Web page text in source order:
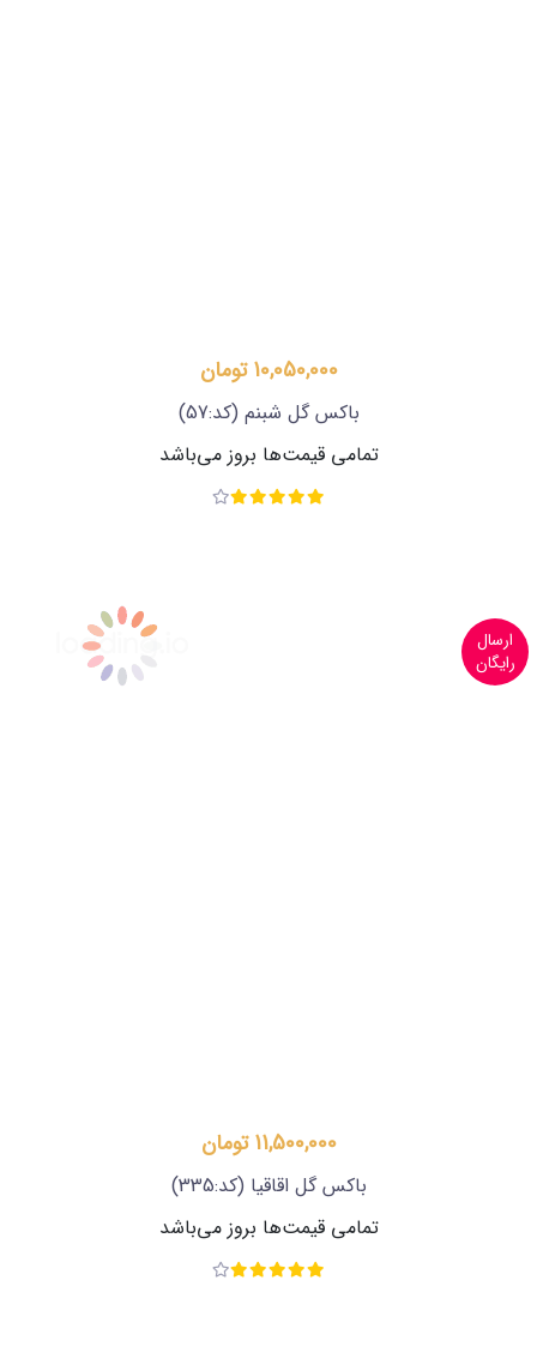
10,050,000 تومان
باکس گل شبنم (کد:57)
تمامی قیمت‌ها بروز می‌باشد
ارسال
رایگان
11,500,000 تومان
باکس گل اقاقیا (کد:335)
تمامی قیمت‌ها بروز می‌باشد